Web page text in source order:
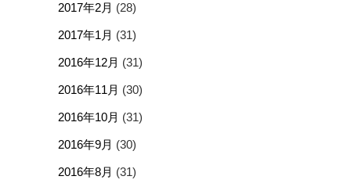
2017年2月 (28)
2017年1月 (31)
2016年12月 (31)
2016年11月 (30)
2016年10月 (31)
2016年9月 (30)
2016年8月 (31)